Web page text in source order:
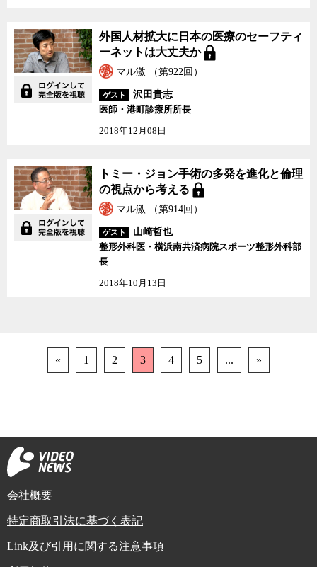
外国人材拡大に日本の医療のセーフティ
ーネットは大丈夫か
マル激 （第922回）
ゲスト
沢田貴志
医師・港町診療所所長
2018年12月08日
トミー・ジョン手術の多発を進化と倫理
の視点から考える
マル激 （第914回）
ゲスト
山崎哲也
整形外科医・横浜南共済病院スポーツ整形外科部
長
2018年10月13日
« 1 2 3 4 5 ... »
会社概要
特定商取引法に基づく表記
Link及び引用に関する注意事項